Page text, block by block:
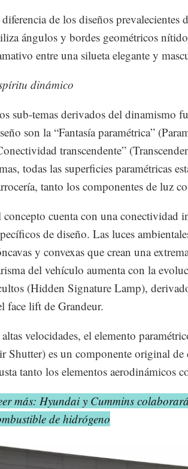
de los diseños
ángulos y bordes geométricos
entre una silueta elegante y
dinámico
sub-temas derivados del dinamismo
son la “Fantasía paramétrica”
transcendente”
todas las superficies paramétricas
tanto los componentes de luz
concepto cuenta con una conectividad
de diseño. Las luces
y convexas que crean una
del vehículo aumenta con la
(Hidden Signature Lamp),
face lift de Grandeur.
velocidades, el elemento
Shutter) es un componente original
tanto los elementos aerodinámicos
más: Hyundai y Cummins
de hidrógeno